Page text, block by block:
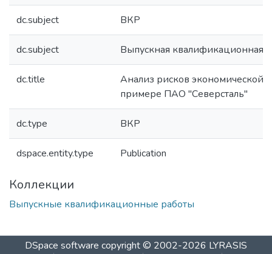
dc.subject ВКР
dc.subject Выпускная квалификационная
dc.title
Анализ рисков экономической
примере ПАО "Северсталь"
dc.type ВКР
dspace.entity.type Publication
Коллекции
Выпускные квалификационные работы
DSpace software copyright © 2002-2026 LYRASIS